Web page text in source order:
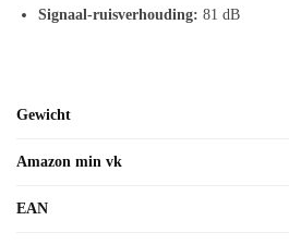
Signaal-ruisverhouding: 81 dB
Gewicht
Amazon min vk
EAN